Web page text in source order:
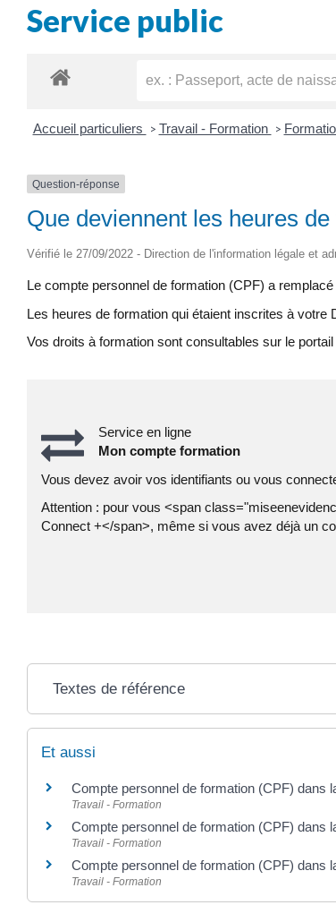
Service public
Accueil particuliers > Travail - Formation >
Question-réponse
Que deviennent les heures
Vérifié le 27/09/2022 - Direction de l'information légale et
Le compte personnel de formation (CPF) a
Les heures de formation qui étaient inscrites à
Vos droits à formation sont consultables sur le
Service en ligne
Mon compte formation
Vous devez avoir vos identifiants ou vous
Attention : pour vous <span
Connect +</span>, même si vous avez déjà un
Textes de référence
Et aussi
Compte personnel de formation (CPF) dans
Travail - Formation
Compte personnel de formation (CPF) dans
Travail - Formation
Compte personnel de formation (CPF) dans
Travail - Formation